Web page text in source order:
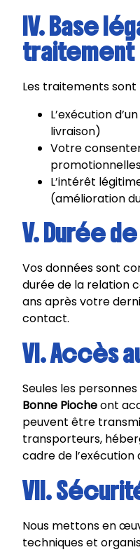
IV. Base
traitement
Les traitements sont
L’exécution
livraison)
Votre
L’intérêt
(amélioration
V. Durée
Vos données sont
durée de la relation
ans après votre
contact.
VI. Accès
Seules les
Bonne Piocheont
peuvent être
transporteurs,
cadre de l’exécution
VII.
Nous mettons en
techniques et